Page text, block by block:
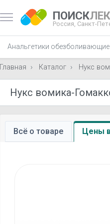
ПОИСК
Россия, Санкт-
Анальгетики обезболивающие
Главная Каталог Нукс
Всё о товаре Цены